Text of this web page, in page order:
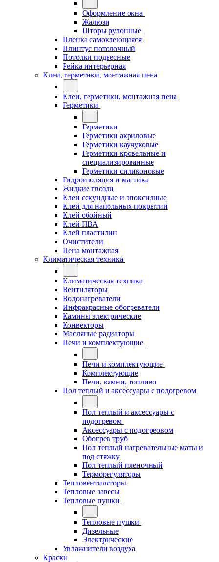
Оформление окна
Жалюзи
Шторы рулонные
Пленка самоклеющаяся
Плинтус потолочный
Потолки подвесные
Рейка интерьерная
Клеи, герметики, монтажная пена
Клеи, герметики, монтажная пена
Герметики
Герметики
Герметики акриловые
Герметики каучуковые
Герметики кровельные и
специализированные
Герметики силиконовые
Гидроизоляция и мастика
Жидкие гвозди
Клеи секундные и эпоксидные
Клей для напольных покрытий
Клей обойный
Клей ПВА
Клей пластилин
Очистители
Пена монтажная
Климатическая техника
Климатическая техника
Вентиляторы
Водонагреватели
Инфракрасные обогреватели
Камины электрические
Конвекторы
Масляные радиаторы
Печи и комплектующие
Печи и комплектующие
Комплектующие
Печи, камни, топливо
Пол теплый и аксессуары с подогревом
Пол теплый и аксессуары с
подогревом
Аксессуары с подогреовом
Обогрев труб
Пол теплый нагревательные маты и
под стяжку
Пол теплый пленочный
Терморегуляторы
Тепловентиляторы
Тепловые завесы
Тепловые пушки
Тепловые пушки
Дизельные
Электрические
Увлажнители воздуха
Краски